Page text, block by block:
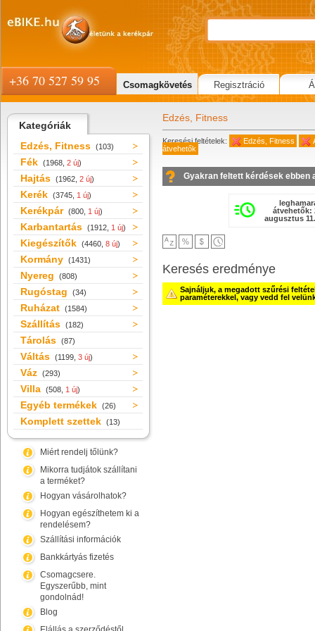
Kategóriák
Edzés, Fitness (103)
Fék (1968, 2 új)
Hajtás (1962, 2 új)
Kerék (3745, 1 új)
Kerékpár (800, 1 új)
Karbantartás (1912, 1 új)
Kiegészítők (4460, 8 új)
Kormány (1431)
Nyereg (808)
Rugóstag (34)
Ruházat (1584)
Szállítás (182)
Tárolás (87)
Váltás (1199, 3 új)
Váz (293)
Villa (508, 1 új)
Egyéb termékek (26)
Komplett szettek (13)
Miért rendelj tőlünk?
Mikorra tudjátok szállítani
a terméket?
Hogyan vásárolhatok?
Hogyan egészíthetem ki a
rendelésem?
Szállítási információk
Bankkártyás fizetés
Csomagcsere.
Egyszerűbb, mint
gondolnád!
Blog
Edzés, Fitness
Keresési feltételek: Edzés, Fitness
átvehetők
Gyakran feltett kérdések ebben
átvehetők:
augusztus
Keresés eredménye
Sajnáljuk, a megadott szűrési
paraméterekkel, vagy vedd fel
+36 70 527 59 95 Csomagkövetés Regisztráció